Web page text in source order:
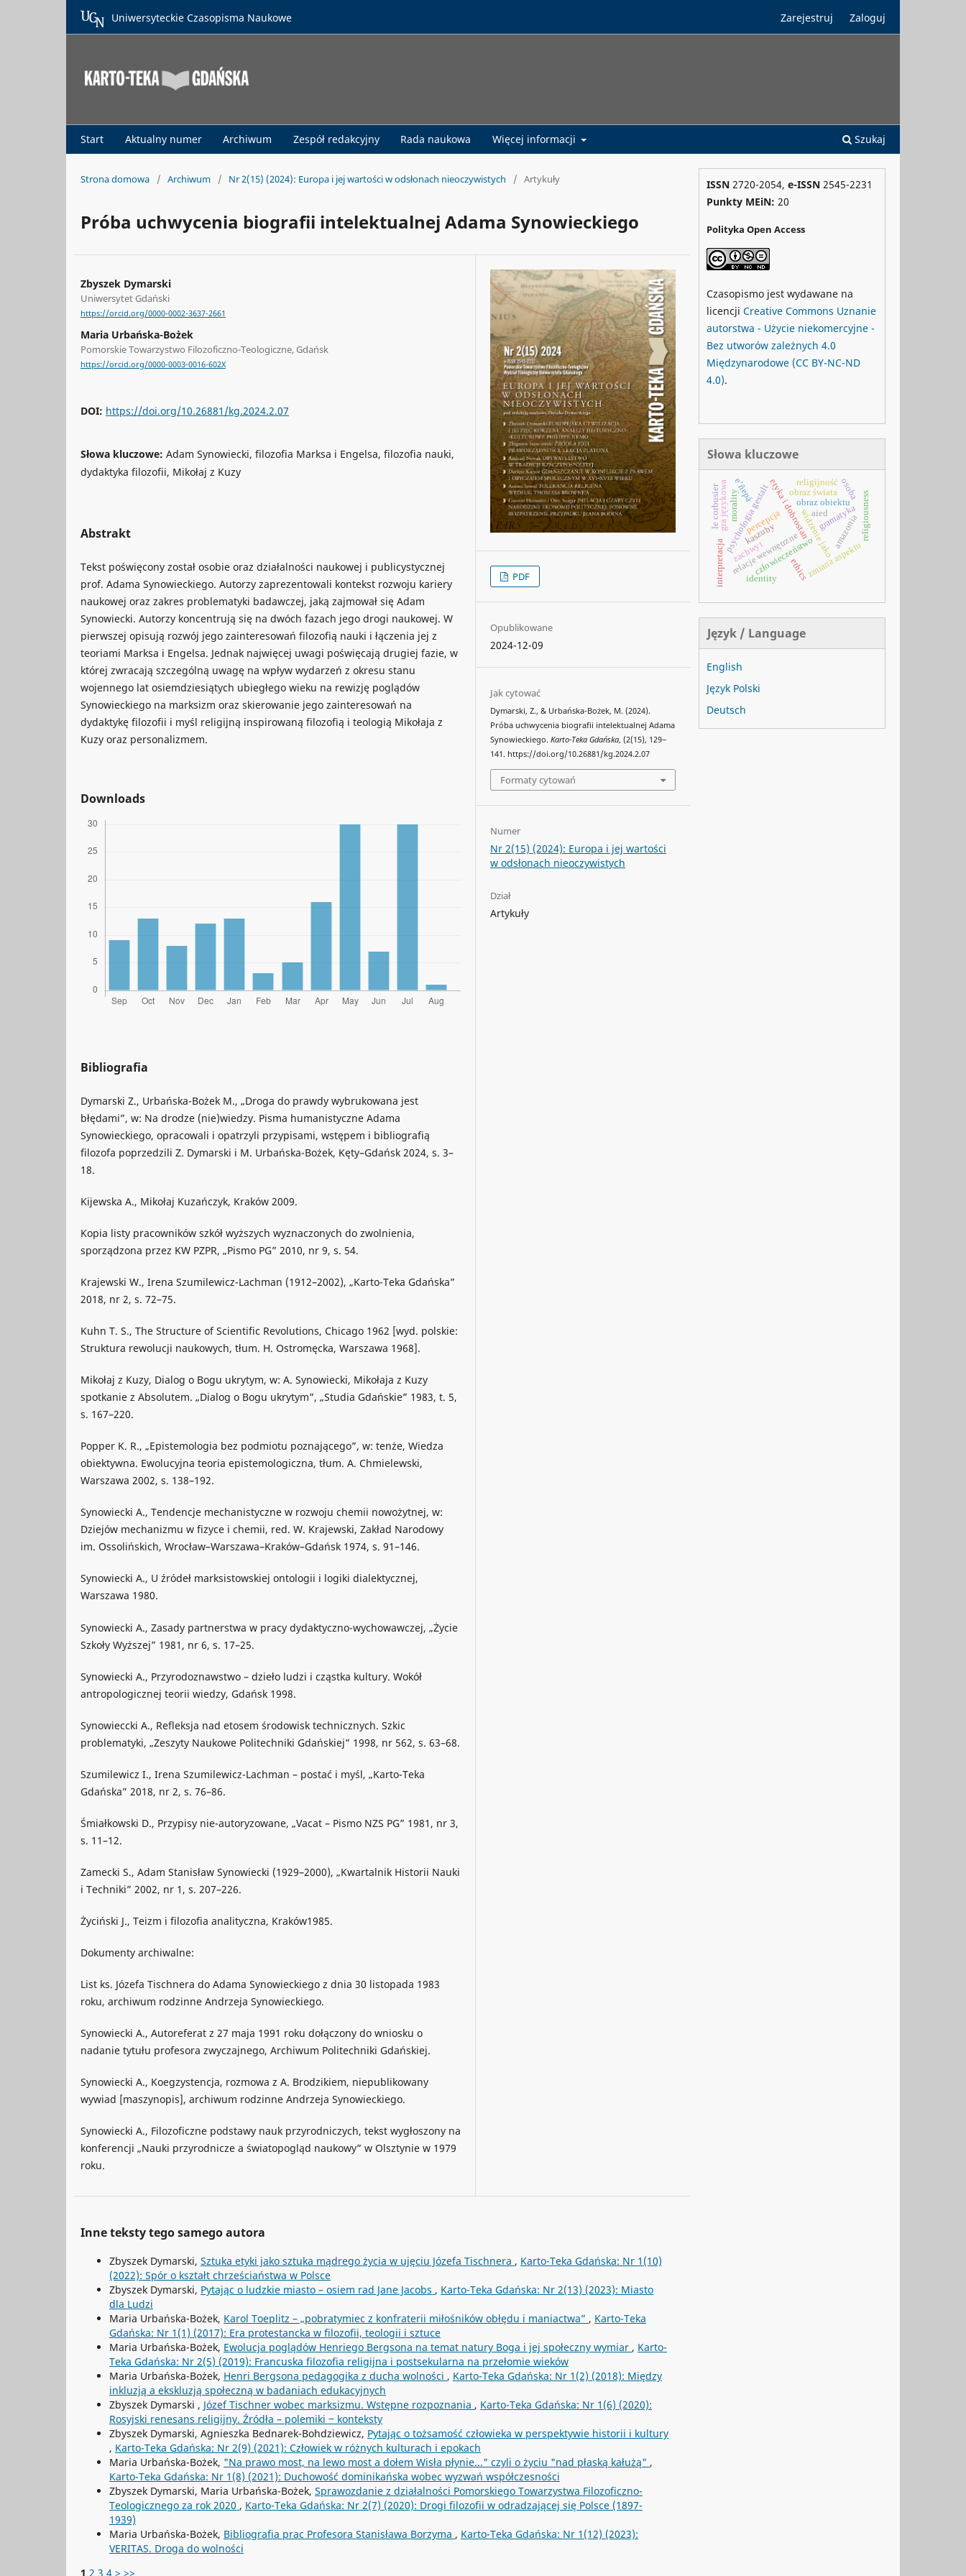
Start Aktualny numer Archiwum Zespół redakcyjny Rada naukowa Więcej informacji Szukaj
Zarejestruj Zaloguj
Uniwersyteckie Czasopisma Naukowe
Strona domowa / Archiwum / Nr 2(15) (2024): Europa i jej wartości w odsłonach nieoczywistych / Artykuły
Próba uchwycenia biografii intelektualnej Adama Synowieckiego
Zbyszek Dymarski
Uniwersytet Gdański
https://orcid.org/0000-0002-3637-2661
Maria Urbańska-Bożek
Pomorskie Towarzystwo Filozoficzno-Teologiczne, Gdańsk
https://orcid.org/0000-0003-0016-602X
DOI: https://doi.org/10.26881/kg.2024.2.07
Słowa kluczowe: Adam Synowiecki, filozofia Marksa i Engelsa, filozofia nauki,
dydaktyka filozofii, Mikołaj z Kuzy
Abstrakt
Tekst poświęcony został osobie oraz działalności naukowej i publicystycznej
prof. Adama Synowieckiego. Autorzy zaprezentowali kontekst rozwoju kariery
naukowej oraz zakres problematyki badawczej, jaką zajmował się Adam
Synowiecki. Autorzy koncentrują się na dwóch fazach jego drogi naukowej. W
pierwszej opisują rozwój jego zainteresowań filozofią nauki i łączenia jej z
teoriami Marksa i Engelsa. Jednak najwięcej uwagi poświęcają drugiej fazie, w
której zwracają szczególną uwagę na wpływ wydarzeń z okresu stanu
wojennego lat osiemdziesiątych ubiegłego wieku na rewizję poglądów
Synowieckiego na marksizm oraz skierowanie jego zainteresowań na
dydaktykę filozofii i myśl religijną inspirowaną filozofią i teologią Mikołaja z
Kuzy oraz personalizmem.
Downloads
Bibliografia
Dymarski Z., Urbańska-Bożek M., „Droga do prawdy wybrukowana jest
błędami”, w: Na drodze (nie)wiedzy. Pisma humanistyczne Adama
Synowieckiego, opracowali i opatrzyli przypisami, wstępem i bibliografią
filozofa poprzedzili Z. Dymarski i M. Urbańska-Bożek, Kęty–Gdańsk 2024, s. 3–
18.
Kijewska A., Mikołaj Kuzańczyk, Kraków 2009.
Kopia listy pracowników szkół wyższych wyznaczonych do zwolnienia,
sporządzona przez KW PZPR, „Pismo PG” 2010, nr 9, s. 54.
Krajewski W., Irena Szumilewicz-Lachman (1912–2002), „Karto-Teka Gdańska”
2018, nr 2, s. 72–75.
Kuhn T. S., The Structure of Scientific Revolutions, Chicago 1962 [wyd. polskie:
Struktura rewolucji naukowych, tłum. H. Ostromęcka, Warszawa 1968].
Mikołaj z Kuzy, Dialog o Bogu ukrytym, w: A. Synowiecki, Mikołaja z Kuzy
spotkanie z Absolutem. „Dialog o Bogu ukrytym”, „Studia Gdańskie” 1983, t. 5,
s. 167–220.
Popper K. R., „Epistemologia bez podmiotu poznającego”, w: tenże, Wiedza
obiektywna. Ewolucyjna teoria epistemologiczna, tłum. A. Chmielewski,
Warszawa 2002, s. 138–192.
Synowiecki A., Tendencje mechanistyczne w rozwoju chemii nowożytnej, w:
Dziejów mechanizmu w fizyce i chemii, red. W. Krajewski, Zakład Narodowy
im. Ossolińskich, Wrocław–Warszawa–Kraków–Gdańsk 1974, s. 91–146.
Synowiecki A., U źródeł marksistowskiej ontologii i logiki dialektycznej,
Warszawa 1980.
Synowiecki A., Zasady partnerstwa w pracy dydaktyczno-wychowawczej, „Życie
Szkoły Wyższej” 1981, nr 6, s. 17–25.
Synowiecki A., Przyrodoznawstwo – dzieło ludzi i cząstka kultury. Wokół
antropologicznej teorii wiedzy, Gdańsk 1998.
Synowieccki A., Refleksja nad etosem środowisk technicznych. Szkic
problematyki, „Zeszyty Naukowe Politechniki Gdańskiej” 1998, nr 562, s. 63–68.
Szumilewicz I., Irena Szumilewicz-Lachman – postać i myśl, „Karto-Teka
Gdańska” 2018, nr 2, s. 76–86.
Śmiałkowski D., Przypisy nie-autoryzowane, „Vacat – Pismo NZS PG” 1981, nr 3,
s. 11–12.
Zamecki S., Adam Stanisław Synowiecki (1929–2000), „Kwartalnik Historii Nauki
i Techniki” 2002, nr 1, s. 207–226.
Życiński J., Teizm i filozofia analityczna, Kraków1985.
Dokumenty archiwalne:
List ks. Józefa Tischnera do Adama Synowieckiego z dnia 30 listopada 1983
roku, archiwum rodzinne Andrzeja Synowieckiego.
Synowiecki A., Autoreferat z 27 maja 1991 roku dołączony do wniosku o
nadanie tytułu profesora zwyczajnego, Archiwum Politechniki Gdańskiej.
Synowiecki A., Koegzystencja, rozmowa z A. Brodzikiem, niepublikowany
wywiad [maszynopis], archiwum rodzinne Andrzeja Synowieckiego.
Synowiecki A., Filozoficzne podstawy nauk przyrodniczych, tekst wygłoszony na
konferencji „Nauki przyrodnicze a światopogląd naukowy” w Olsztynie w 1979
roku.
PDF
Opublikowane
2024-12-09
Jak cytować
Dymarski, Z., & Urbańska-Bożek, M. (2024).
Próba uchwycenia biografii intelektualnej Adama
Synowieckiego.Karto-Teka Gdańska, (2(15), 129‒
141. https://doi.org/10.26881/kg.2024.2.07
Formaty cytowań
Numer
Nr 2(15) (2024): Europa i jej wartości
w odsłonach nieoczywistych
Dział
Artykuły
Inne teksty tego samego autora
Zbyszek Dymarski, Sztuka etyki jako sztuka mądrego życia w ujęciu Józefa Tischnera , Karto-Teka Gdańska: Nr 1(10)
(2022): Spór o kształt chrześciaństwa w Polsce
Zbyszek Dymarski, Pytając o ludzkie miasto – osiem rad Jane Jacobs , Karto-Teka Gdańska: Nr 2(13) (2023): Miasto
dla Ludzi
Maria Urbańska-Bożek, Karol Toeplitz – „pobratymiec z konfraterii miłośników obłędu i maniactwa” , Karto-Teka
Gdańska: Nr 1(1) (2017): Era protestancka w filozofii, teologii i sztuce
Maria Urbańska-Bożek, Ewolucja poglądów Henriego Bergsona na temat natury Boga i jej społeczny wymiar , Karto-
Teka Gdańska: Nr 2(5) (2019): Francuska filozofia religijna i postsekularna na przełomie wieków
Maria Urbańska-Bożek, Henri Bergsona pedagogika z ducha wolności , Karto-Teka Gdańska: Nr 1(2) (2018): Między
inkluzją a ekskluzją społeczną w badaniach edukacyjnych
Zbyszek Dymarski , Józef Tischner wobec marksizmu. Wstępne rozpoznania , Karto-Teka Gdańska: Nr 1(6) (2020):
Rosyjski renesans religijny. Źródła – polemiki ‒ konteksty
Zbyszek Dymarski, Agnieszka Bednarek-Bohdziewicz, Pytając o tożsamość człowieka w perspektywie historii i kultury
, Karto-Teka Gdańska: Nr 2(9) (2021): Człowiek w różnych kulturach i epokach
Maria Urbańska-Bożek, "Na prawo most, na lewo most a dołem Wisła płynie..." czyli o życiu "nad płaską kałużą" ,
Karto-Teka Gdańska: Nr 1(8) (2021): Duchowość dominikańska wobec wyzwań współczesności
Zbyszek Dymarski, Maria Urbańska-Bożek, Sprawozdanie z działalności Pomorskiego Towarzystwa Filozoficzno-
Teologicznego za rok 2020 , Karto-Teka Gdańska: Nr 2(7) (2020): Drogi filozofii w odradzającej się Polsce (1897-
1939)
Maria Urbańska-Bożek, Bibliografia prac Profesora Stanisława Borzyma , Karto-Teka Gdańska: Nr 1(12) (2023):
VERITAS. Droga do wolności
1 2 3 4 > >>
ISSN 2720-2054, e-ISSN 2545-2231
Punkty MEiN: 20
Polityka Open Access
Czasopismo jest wydawane na
licencji Creative Commons Uznanie
autorstwa - Użycie niekomercyjne -
Bez utworów zależnych 4.0
Międzynarodowe (CC BY-NC-ND
4.0).
Słowa kluczowe
człowieczeństwo
percepcjaetyka i dobrostan
zachwyt widzenie jako
zmiana aspektu
obraz obiektu
gramatyka
psychologia gestalt
interpretacjarelacje wewnętrzne
aied
gra językowa
identity ethics
morality religiousness
e’ñepá
amazonia
osoba
obraz świata
religijność
kaszuby
le corbusier
Język / Language
English
Język Polski
Deutsch